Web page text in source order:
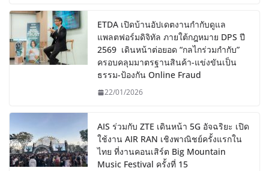
ETDA เปิดบ้านอัปเดตงานกำกับดูแล
แพลตฟอร์มดิจิทัล ภายใต้กฎหมาย DPS ปี
2569 เดินหน้าต่อยอด “กลไกร่วมกำกับ”
ครอบคลุมมาตรฐานสินค้า-แข่งขันเป็น
ธรรม-ป้องกัน Online Fraud
22/01/2026
AIS ร่วมกับ ZTE เดินหน้า 5G อัจฉริยะ เปิด
ใช้งาน AIR RAN เชิงพาณิชย์ครั้งแรกใน
ไทย ที่งานคอนเสิร์ต Big Mountain
Music Festival ครั้งที่ 15